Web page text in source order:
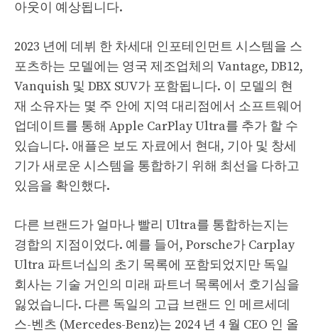
아웃이 예상됩니다.
2023 년에 데뷔 한 차세대 인포테인먼트 시스템을 스
포츠하는 모델에는 영국 제조업체의 Vantage, DB12,
Vanquish 및 DBX SUV가 포함됩니다. 이 모델의 현
재 소유자는 몇 주 안에 지역 대리점에서 소프트웨어
업데이트를 통해 Apple CarPlay Ultra를 추가 할 수
있습니다. 애플은 보도 자료에서 현대, 기아 및 창세
기가 새로운 시스템을 통합하기 위해 최선을 다하고
있음을 확인했다.
다른 브랜드가 얼마나 빨리 Ultra를 통합하는지는
경합의 지점이었다. 예를 들어, Porsche가 Carplay
Ultra 파트너십의 초기 목록에 포함되었지만 독일
회사는 기술 거인의 미래 파트너 목록에서 호기심을
잃었습니다. 다른 독일의 고급 브랜드 인 메르세데
스-벤츠 (Mercedes-Benz)는 2024 년 4 월 CEO 인 올